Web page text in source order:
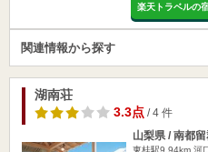
楽天トラベルの
関連情報から探す
湖南荘
3.3点/ 4 件
山梨県 / 南都
東桂駅9.94km 河